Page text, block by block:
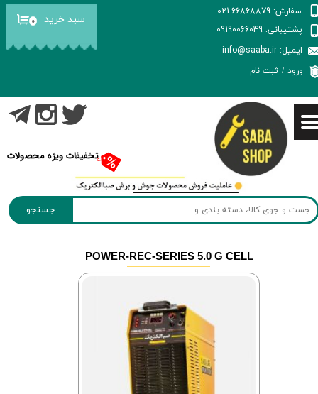
جستجو
ایمیل: info@saaba.ir
سفارش: 66868879-021
۰ سبد خرید
ورود / ثبت نام
حساب کاربری من
تغییر گذر واژه
سفارشات
خروج از حساب کاربری
پشتیبانی: 09190066049
تخفیفات ویژه محصولات
POWER-REC-SERIES 5.0 G CELL